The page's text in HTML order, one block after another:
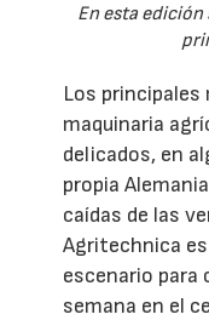
En esta
Los
maquinaria
delicados, en
propia
caídas de las
Agritechnica
escenario para
semana en el